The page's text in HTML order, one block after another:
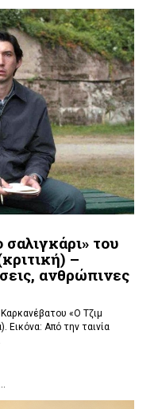
του
–
ανθρώπινες
«Ο Τζιμ
Εικόνα: Από την ταινία